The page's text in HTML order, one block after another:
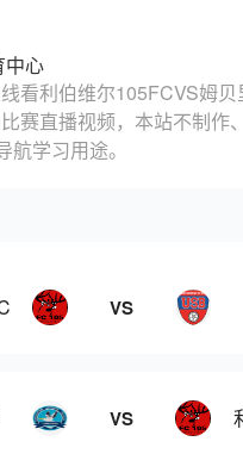
中心
看利伯维尔105FCVS姆
赛直播视频，本站不制作
学习用途。
VS
VS